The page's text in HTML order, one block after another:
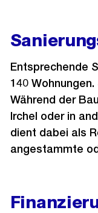
Entsprechende
140
Während der
Irchel oder in
dient dabei als
angestammte